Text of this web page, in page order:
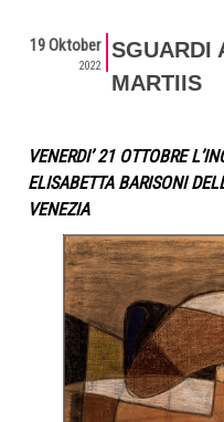
19 Oktober
2022
SGUARDI
MARTIIS
VENERDI’ 21 OTTOBRE
ELISABETTA BARISONI
VENEZIA